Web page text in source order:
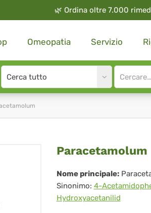
🌿 Ordina oltre 7.000
Omeopatia Servizio
Search
type
Site
search
Paracetamolum
Nome principale:
Sinonimo: 4-
Hydroxyacetanilid